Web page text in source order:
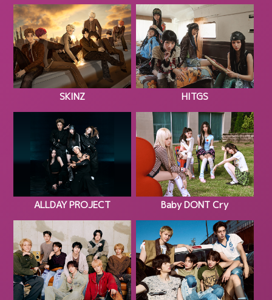
SKINZ HITGS
ALLDAY PROJECT Baby DONT Cry